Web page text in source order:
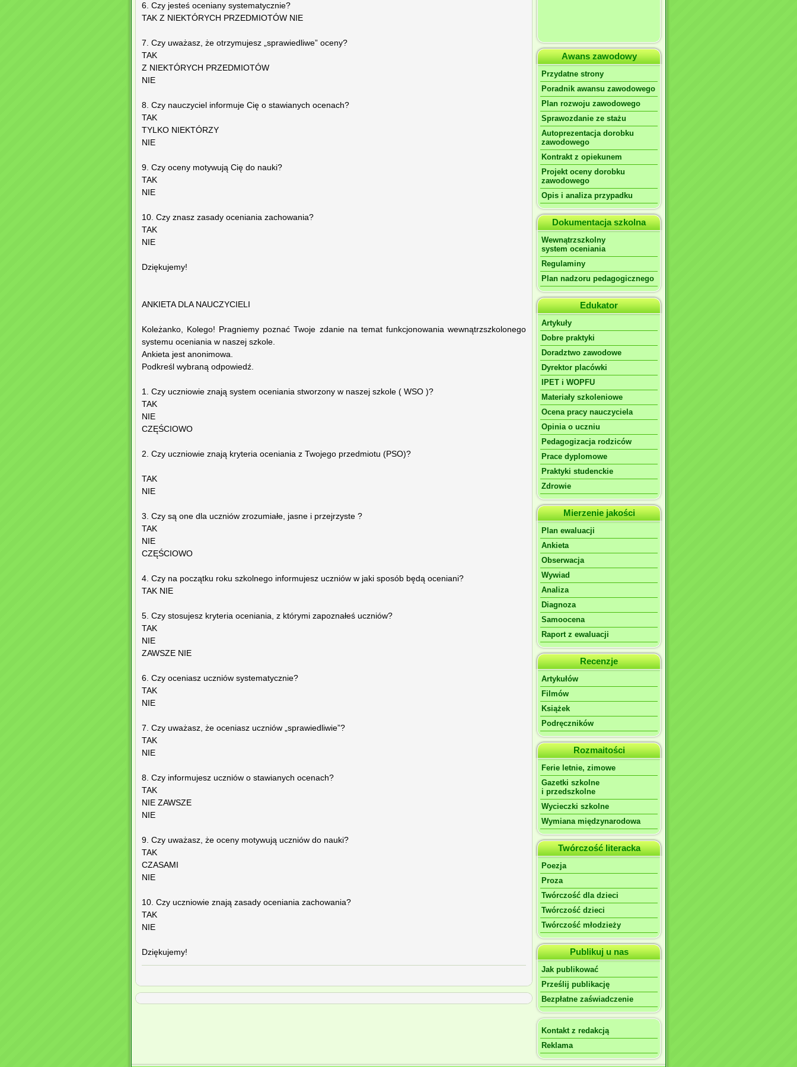
6. Czy jesteś oceniany systematycznie?
TAK Z NIEKTÓRYCH PRZEDMIOTÓW NIE
7. Czy uważasz, że otrzymujesz „sprawiedliwe” oceny?
TAK
Z NIEKTÓRYCH PRZEDMIOTÓW
NIE
8. Czy nauczyciel informuje Cię o stawianych ocenach?
TAK
TYLKO NIEKTÓRZY
NIE
9. Czy oceny motywują Cię do nauki?
TAK
NIE
10. Czy znasz zasady oceniania zachowania?
TAK
NIE
Dziękujemy!
ANKIETA DLA NAUCZYCIELI
Koleżanko, Kolego! Pragniemy poznać Twoje zdanie na temat funkcjonowania wewnątrzszkolonego
systemu oceniania w naszej szkole.
Ankieta jest anonimowa.
Podkreśl wybraną odpowiedź.
1. Czy uczniowie znają system oceniania stworzony w naszej szkole ( WSO )?
TAK
NIE
CZĘŚCIOWO
2. Czy uczniowie znają kryteria oceniania z Twojego przedmiotu (PSO)?
TAK
NIE
3. Czy są one dla uczniów zrozumiałe, jasne i przejrzyste ?
TAK
NIE
CZĘŚCIOWO
4. Czy na początku roku szkolnego informujesz uczniów w jaki sposób będą oceniani?
TAK NIE
5. Czy stosujesz kryteria oceniania, z którymi zapoznałeś uczniów?
TAK
NIE
ZAWSZE NIE
6. Czy oceniasz uczniów systematycznie?
TAK
NIE
7. Czy uważasz, że oceniasz uczniów „sprawiedliwie”?
TAK
NIE
8. Czy informujesz uczniów o stawianych ocenach?
TAK
NIE ZAWSZE
NIE
9. Czy uważasz, że oceny motywują uczniów do nauki?
TAK
CZASAMI
NIE
10. Czy uczniowie znają zasady oceniania zachowania?
TAK
NIE
Dziękujemy!
Awans zawodowy
Przydatne strony
Poradnik awansu zawodowego
Plan rozwoju zawodowego
Sprawozdanie ze stażu
Autoprezentacja dorobku
zawodowego
Kontrakt z opiekunem
Projekt oceny dorobku
zawodowego
Opis i analiza przypadku
Dokumentacja szkolna
Wewnątrzszkolny
system oceniania
Regulaminy
Plan nadzoru pedagogicznego
Edukator
Artykuły
Dobre praktyki
Doradztwo zawodowe
Dyrektor placówki
IPET i WOPFU
Materiały szkoleniowe
Ocena pracy nauczyciela
Opinia o uczniu
Pedagogizacja rodziców
Prace dyplomowe
Praktyki studenckie
Zdrowie
Mierzenie jakości
Plan ewaluacji
Ankieta
Obserwacja
Wywiad
Analiza
Diagnoza
Samoocena
Raport z ewaluacji
Recenzje
Artykułów
Filmów
Książek
Podręczników
Rozmaitości
Ferie letnie, zimowe
Gazetki szkolne
i przedszkolne
Wycieczki szkolne
Wymiana międzynarodowa
Twórczość literacka
Poezja
Proza
Twórczość dla dzieci
Twórczość dzieci
Twórczość młodzieży
Publikuj u nas
Jak publikować
Prześlij publikację
Bezpłatne zaświadczenie
Kontakt z redakcją
Reklama